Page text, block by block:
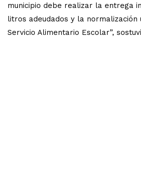
municipio debe realizar la entrega
litros adeudados y la normalización
Servicio Alimentario Escolar”,